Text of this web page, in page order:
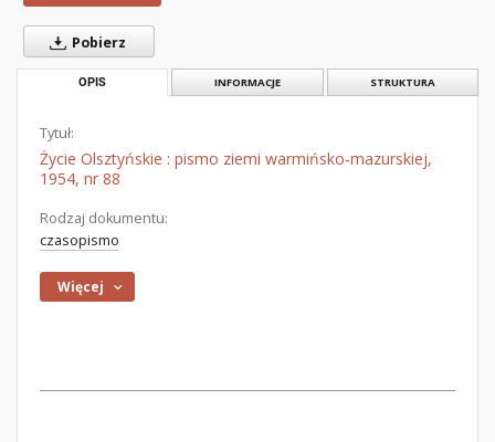
Pobierz
OPIS INFORMACJE STRUKTURA
Tytuł:
Życie Olsztyńskie : pismo ziemi warmińsko-mazurskiej,
1954, nr 88
Rodzaj dokumentu:
czasopismo
Więcej